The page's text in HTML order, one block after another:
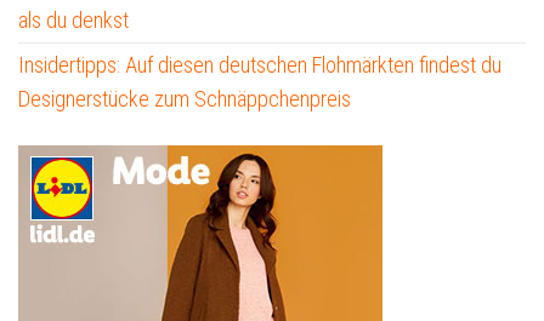
als du denkst
Insidertipps: Auf diesen deutschen Flohmärkten findest du
Designerstücke zum Schnäppchenpreis